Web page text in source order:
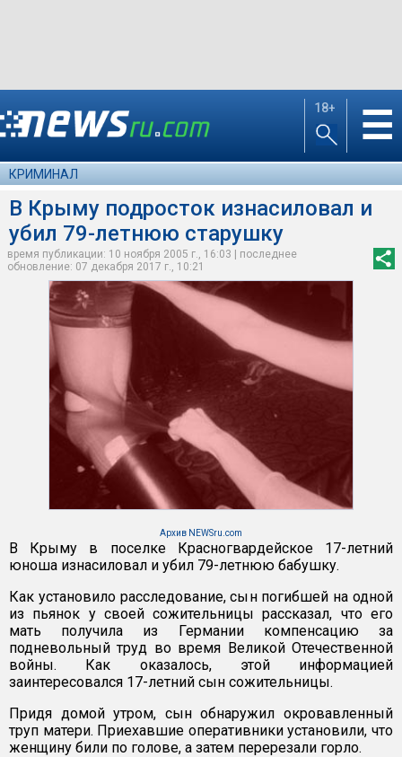
18+ ☰
КРИМИНАЛ
В Крыму подросток изнасиловал и
убил 79-летнюю старушку
время публикации: 10 ноября 2005 г., 16:03 | последнее
обновление: 07 декабря 2017 г., 10:21
Архив NEWSru.com
В Крыму в поселке Красногвардейское 17-летний
юноша изнасиловал и убил 79-летнюю бабушку.
Как установило расследование, сын погибшей на одной
из пьянок у своей сожительницы рассказал, что его
мать получила из Германии компенсацию за
подневольный труд во время Великой Отечественной
войны. Как оказалось, этой информацией
заинтересовался 17-летний сын сожительницы.
Придя домой утром, сын обнаружил окровавленный
труп матери. Приехавшие оперативники установили, что
женщину били по голове, а затем перерезали горло.